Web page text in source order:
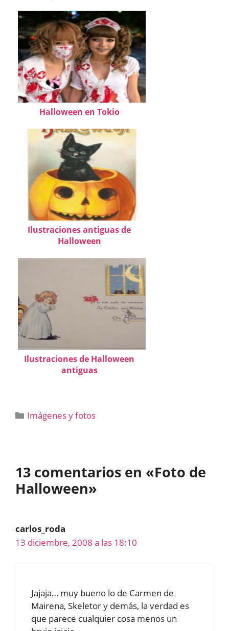
Halloween en Tokio
Ilustraciones antiguas de
Halloween
Ilustraciones de Halloween
antiguas
Categorías
Imágenes y fotos
13 comentarios en «Foto de
Halloween»
carlos_roda
13 diciembre, 2008 a las 18:10
Jajaja… muy bueno lo de Carmen de
Mairena, Skeletor y demás, la verdad es
que parece cualquier cosa menos un